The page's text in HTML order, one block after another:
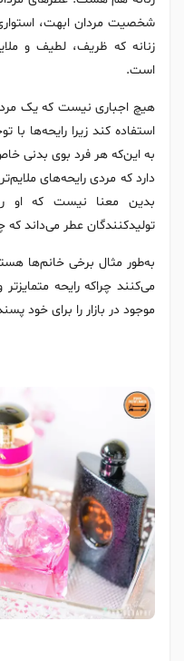
شخصیت مردان ابهت،
زنانه که ظریف، لطیف و
است.
هیچ اجباری نیست که یک مرد
استفاده کند زیرا رایحه‌ها
به این‌که هر فرد بوی بدنی
دارد که مردی رایحه‌های
بدین معنا نیست که او
تولیدکنندگان عطر می‌داند
به‌طور مثال برخی خانم‌ها
می‌کنند چراکه رایحه
موجود در بازار را برای خود